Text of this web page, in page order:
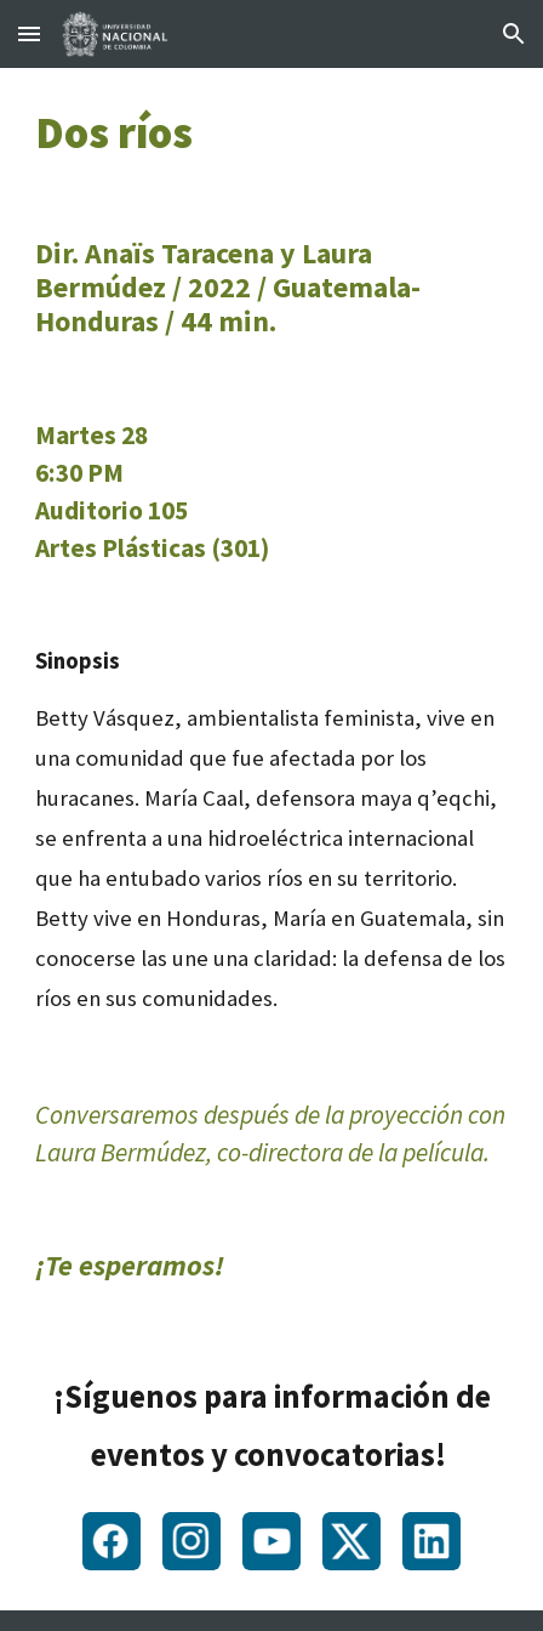
Skip to main content Skip to navigation
Dos ríos
Dir. Anaïs Taracena y Laura
Bermúdez / 2022 / Guatemala-
Honduras / 44 min.
Martes 28
6:30 PM
Auditorio 105
Artes Plásticas (301)
Sinopsis
Betty Vásquez, ambientalista feminista, vive en
una comunidad que fue afectada por los
huracanes. María Caal, defensora maya q’eqchi,
se enfrenta a una hidroeléctrica internacional
que ha entubado varios ríos en su territorio.
Betty vive en Honduras, María en Guatemala, sin
conocerse las une una claridad: la defensa de los
ríos en sus comunidades.
Conversaremos después de la proyección con
Laura Bermúdez, co-directora de la película.
¡Te esperamos!
¡Síguenos para información de
eventos y convocatorias!